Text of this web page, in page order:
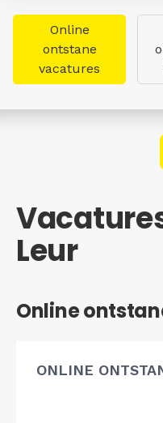
Online
ontstane
vacatures
Leur
Online
ONLINE